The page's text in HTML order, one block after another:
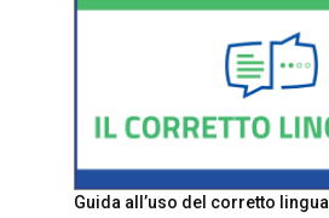
Guida all’uso del corretto